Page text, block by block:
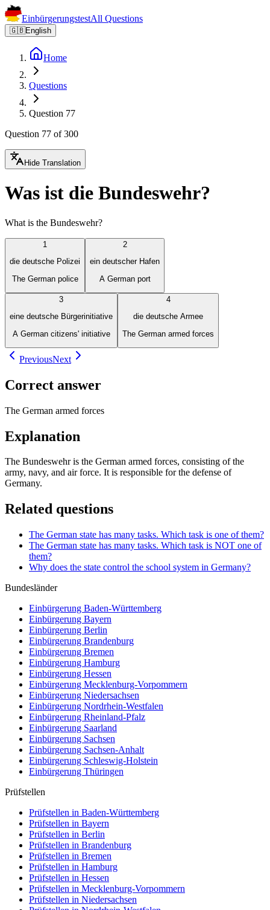
EinbürgerungstestAll Questions
🇬🇧English
Home
Questions
Question 77
Question 77 of 300
Hide Translation
Was ist die Bundeswehr?
What is the Bundeswehr?
1
die deutsche Polizei
The German police
2
ein deutscher Hafen
A German port
3
eine deutsche Bürgerinitiative
A German citizens' initiative
4
die deutsche Armee
The German armed forces
PreviousNext
Correct answer
The German armed forces
Explanation
The Bundeswehr is the German armed forces, consisting of the
army, navy, and air force. It is responsible for the defense of
Germany.
Related questions
The German state has many tasks. Which task is one of them?
The German state has many tasks. Which task is NOT one of
them?
Why does the state control the school system in Germany?
Bundesländer
Einbürgerung Baden-Württemberg
Einbürgerung Bayern
Einbürgerung Berlin
Einbürgerung Brandenburg
Einbürgerung Bremen
Einbürgerung Hamburg
Einbürgerung Hessen
Einbürgerung Mecklenburg-Vorpommern
Einbürgerung Niedersachsen
Einbürgerung Nordrhein-Westfalen
Einbürgerung Rheinland-Pfalz
Einbürgerung Saarland
Einbürgerung Sachsen
Einbürgerung Sachsen-Anhalt
Einbürgerung Schleswig-Holstein
Einbürgerung Thüringen
Prüfstellen
Prüfstellen in Baden-Württemberg
Prüfstellen in Bayern
Prüfstellen in Berlin
Prüfstellen in Brandenburg
Prüfstellen in Bremen
Prüfstellen in Hamburg
Prüfstellen in Hessen
Prüfstellen in Mecklenburg-Vorpommern
Prüfstellen in Niedersachsen